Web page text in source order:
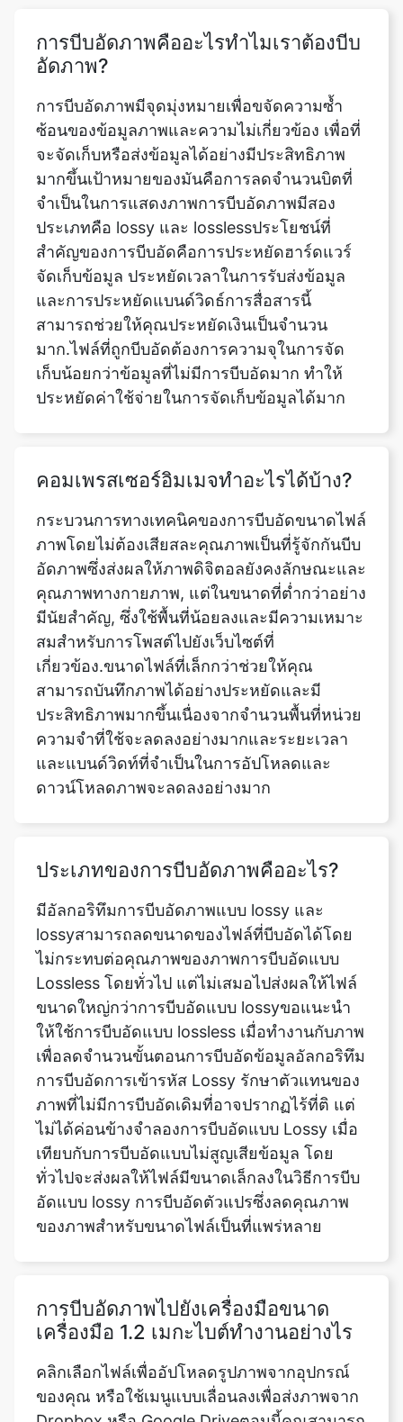
การบีบอัดภาพมีจุดมุ่งหมายเพื่อขจัดความซ้ำ
ซ้อนของข้อมูลภาพและความไม่เกี่ยวข้อง เพื่อที่
จะจัดเก็บหรือส่งข้อมูลได้อย่างมีประสิทธิภาพ
มากขึ้นเป้าหมายของมันคือการลดจำนวนบิตที่
จำเป็นในการแสดงภาพการบีบอัดภาพมีสอง
ประเภทคือ lossy และ losslessประโยชน์ที่
สำคัญของการบีบอัดคือการประหยัดฮาร์ดแวร์
จัดเก็บข้อมูล ประหยัดเวลาในการรับส่งข้อมูล
และการประหยัดแบนด์วิดธ์การสื่อสารนี้
สามารถช่วยให้คุณประหยัดเงินเป็นจำนวน
มาก.ไฟล์ที่ถูกบีบอัดต้องการความจุในการจัด
เก็บน้อยกว่าข้อมูลที่ไม่มีการบีบอัดมาก ทำให้
ประหยัดค่าใช้จ่ายในการจัดเก็บข้อมูลได้มาก
กระบวนการทางเทคนิคของการบีบอัดขนาดไฟล์
ภาพโดยไม่ต้องเสียสละคุณภาพเป็นที่รู้จักกันบีบ
อัดภาพซึ่งส่งผลให้ภาพดิจิตอลยังคงลักษณะและ
คุณภาพทางกายภาพ, แต่ในขนาดที่ต่ำกว่าอย่าง
มีนัยสำคัญ, ซึ่งใช้พื้นที่น้อยลงและมีความเหมาะ
สมสำหรับการโพสต์ไปยังเว็บไซต์ที่
เกี่ยวข้อง.ขนาดไฟล์ที่เล็กกว่าช่วยให้คุณ
สามารถบันทึกภาพได้อย่างประหยัดและมี
ประสิทธิภาพมากขึ้นเนื่องจากจำนวนพื้นที่หน่วย
ความจำที่ใช้จะลดลงอย่างมากและระยะเวลา
และแบนด์วิดท์ที่จำเป็นในการอัปโหลดและ
ดาวน์โหลดภาพจะลดลงอย่างมาก
มีอัลกอริทึมการบีบอัดภาพแบบ lossy และ
lossyสามารถลดขนาดของไฟล์ที่บีบอัดได้โดย
ไม่กระทบต่อคุณภาพของภาพการบีบอัดแบบ
Lossless โดยทั่วไป แต่ไม่เสมอไปส่งผลให้ไฟล์
ขนาดใหญ่กว่าการบีบอัดแบบ lossyขอแนะนำ
ให้ใช้การบีบอัดแบบ lossless เมื่อทำงานกับภาพ
เพื่อลดจำนวนขั้นตอนการบีบอัดข้อมูลอัลกอริทึม
การบีบอัดการเข้ารหัส Lossy รักษาตัวแทนของ
ภาพที่ไม่มีการบีบอัดเดิมที่อาจปรากฏไร้ที่ติ แต่
ไม่ได้ค่อนข้างจำลองการบีบอัดแบบ Lossy เมื่อ
เทียบกับการบีบอัดแบบไม่สูญเสียข้อมูล โดย
ทั่วไปจะส่งผลให้ไฟล์มีขนาดเล็กลงในวิธีการบีบ
อัดแบบ lossy การบีบอัดตัวแปรซึ่งลดคุณภาพ
ของภาพสำหรับขนาดไฟล์เป็นที่แพร่หลาย
คลิกเลือกไฟล์เพื่ออัปโหลดรูปภาพจากอุปกรณ์
ของคุณ หรือใช้เมนูแบบเลื่อนลงเพื่อส่งภาพจาก
Dropbox หรือ Google Driveตอนนี้คุณสามารถ
เลือกไฟล์ที่คุณต้องการอัปโหลดปัจจัยเหล่านี้
รวมถึงชื่อของภาพขนาดประเภทและอื่น ๆ เมื่อ